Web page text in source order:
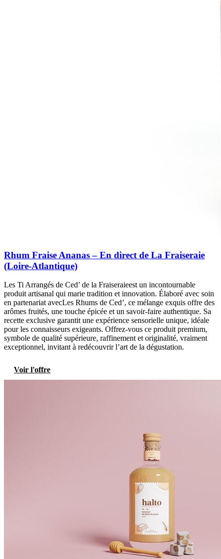
Rhum Fraise Ananas – En direct de La Fraiseraie
(Loire-Atlantique)
Les Ti Arrangés de Ced’ de la Fraiseraieest un incontournable
produit artisanal qui marie tradition et innovation. Élaboré avec soin
en partenariat avecLes Rhums de Ced’, ce mélange exquis offre des
arômes fruités, une touche épicée et un savoir-faire authentique. Sa
recette exclusive garantit une expérience sensorielle unique, idéale
pour les connaisseurs exigeants. Offrez-vous ce produit premium,
symbole de qualité supérieure, raffinement et originalité, vraiment
exceptionnel, invitant à redécouvrir l’art de la dégustation.
Voir l'offre